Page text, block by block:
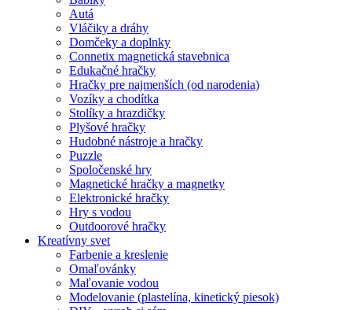
Autá
Vláčiky a dráhy
Domčeky a doplnky
Connetix magnetická stavebnica
Edukačné hračky
Hračky pre najmenších (od narodenia)
Vozíky a chodítka
Stolíky a hrazdičky
Plyšové hračky
Hudobné nástroje a hračky
Puzzle
Spoločenské hry
Magnetické hračky a magnetky
Elektronické hračky
Hry s vodou
Outdoorové hračky
Kreatívny svet
Farbenie a kreslenie
Omaľovánky
Maľovanie vodou
Modelovanie (plastelína, kinetický piesok)